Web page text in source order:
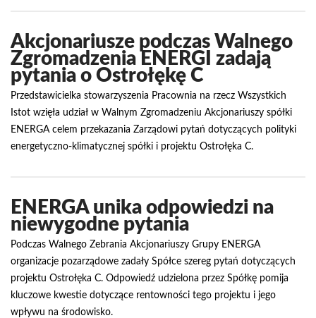
Akcjonariusze podczas Walnego
Zgromadzenia ENERGI zadają
pytania o Ostrołękę C
Przedstawicielka stowarzyszenia Pracownia na rzecz Wszystkich
Istot wzięła udział w Walnym Zgromadzeniu Akcjonariuszy spółki
ENERGA celem przekazania Zarządowi pytań dotyczących polityki
energetyczno-klimatycznej spółki i projektu Ostrołęka C.
ENERGA unika odpowiedzi na
niewygodne pytania
Podczas Walnego Zebrania Akcjonariuszy Grupy ENERGA
organizacje pozarządowe zadały Spółce szereg pytań dotyczących
projektu Ostrołęka C. Odpowiedź udzielona przez Spółkę pomija
kluczowe kwestie dotyczące rentowności tego projektu i jego
wpływu na środowisko.